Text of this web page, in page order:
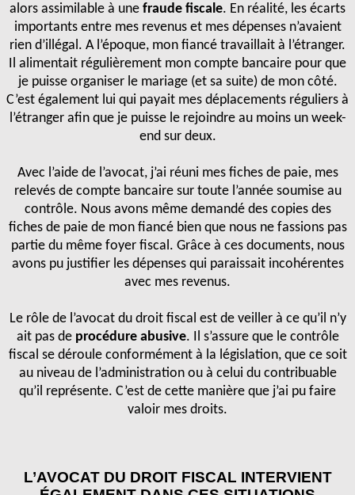
alors assimilable à une fraude fiscale. En réalité, les écarts
importants entre mes revenus et mes dépenses n’avaient
rien d’illégal. A l’époque, mon fiancé travaillait à l’étranger.
Il alimentait régulièrement mon compte bancaire pour que
je puisse organiser le mariage (et sa suite) de mon côté.
C’est également lui qui payait mes déplacements réguliers à
l’étranger afin que je puisse le rejoindre au moins un week-
end sur deux.
Avec l’aide de l’avocat, j’ai réuni mes fiches de paie, mes
relevés de compte bancaire sur toute l’année soumise au
contrôle. Nous avons même demandé des copies des
fiches de paie de mon fiancé bien que nous ne fassions pas
partie du même foyer fiscal. Grâce à ces documents, nous
avons pu justifier les dépenses qui paraissait incohérentes
avec mes revenus.
Le rôle de l’avocat du droit fiscal est de veiller à ce qu’il n’y
ait pas de procédure abusive. Il s’assure que le contrôle
fiscal se déroule conformément à la législation, que ce soit
au niveau de l’administration ou à celui du contribuable
qu’il représente. C’est de cette manière que j’ai pu faire
valoir mes droits.
L’AVOCAT DU DROIT FISCAL INTERVIENT